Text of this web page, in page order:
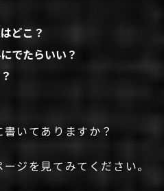
どこ？
でたらいい？
いてありますか？
ジを見てみてください。